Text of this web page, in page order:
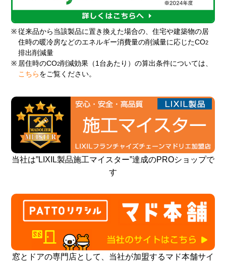
※ 従来品から当該製品に置き換えた場合の、住宅や建築物の居
住時の暖冷房などのエネルギー消費量の削減量に応じたCO2
排出削減量
※ 居住時のCO2削減効果（1台あたり）の算出条件については、
こちら をご覧ください。
当社は”LIXIL製品施工マイスター”達成のPROショップで
す
窓とドアの専門店として、当社が加盟するマド本舗サイ